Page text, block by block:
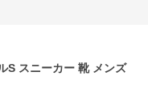
S スニーカー 靴 メンズ